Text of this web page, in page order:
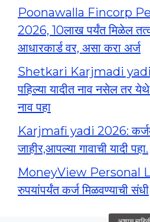
Poonawalla Fincorp
2026, 10लाख पर्यंत मिळेल
आधारकार्ड वर, असा करा अर्ज
Shetkari Karjmadi yadi
पहिल्या यादीत नाव नसेल तर
नाव पहा
Karjmafi yadi 2026:
जाहीर,आपल्या गावाची यादी पहा.
MoneyView Personal
रुपयांपर्यंत कर्ज मिळवण्याची संधी